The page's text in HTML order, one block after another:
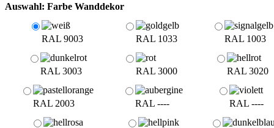
Auswahl: Farbe Wanddekor
RAL 9003 RAL 1033 RAL 1003
RAL 3003 RAL 3000 RAL 3020
RAL 2003 RAL ---- RAL ----